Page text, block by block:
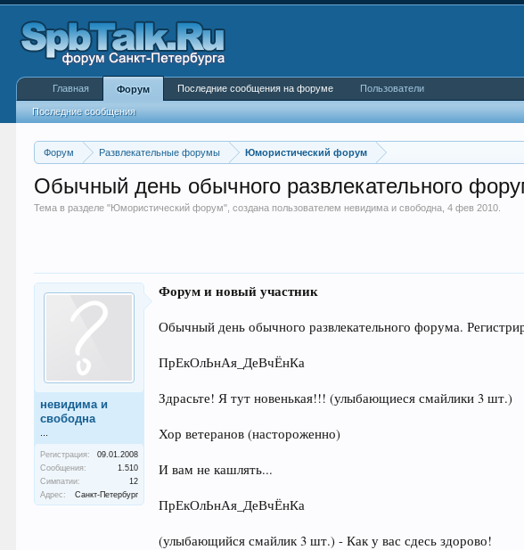
Форум Развлекательные форумы Юмористический форум
Обычный день обычного развлекательного
Тема в разделе "Юмористический форум", создана пользователемневидима и свободна ,4 фев 2010
невидима и
свободна
Регистрация:
09.01.2008
Сообщения:
1.510
Симпатии:
12
Адрес:
Санкт-Петербург
Форум и новый участник
Обычный день обычного развлекательного форума.
ПрЕкОлЬнАя_ДеВчЁнКа
Здрасьте! Я тут новенькая!!! (улыбающиеся смайлики 3 шт.)
Хор ветеранов (настороженно)
И вам не кашлять...
ПрЕкОлЬнАя_ДеВчЁнКа
(улыбающийся смайлик 3 шт.) - Как у вас сдесь здорово!
Главная Форум
Последние сообщения
Последние сообщения на форуме Пользователи